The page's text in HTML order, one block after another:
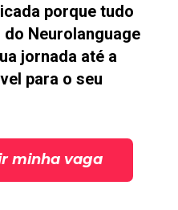
porque tudo
Neurolanguage
jornada até a
para o seu
minha vaga